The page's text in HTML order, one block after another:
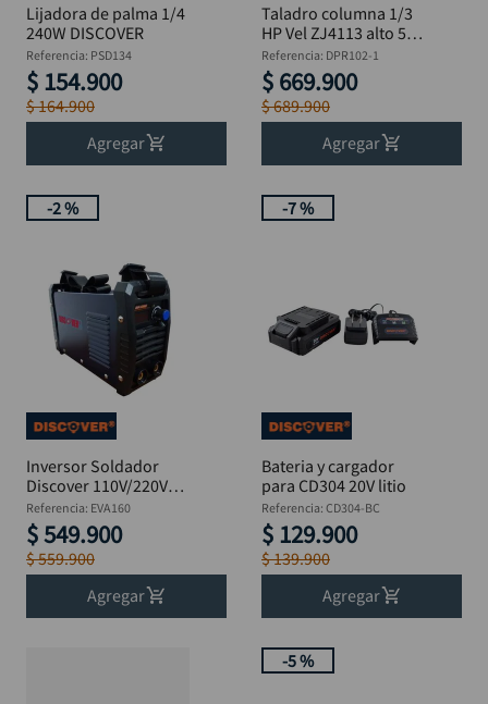
Lijadora de palma 1/4
240W DISCOVER
Referencia: PSD134
$ 154.900
$164.900
Agregar
Taladro columna 1/3
HP Vel ZJ4113 alto 580
mm 1/2" DISCOVER
Referencia: DPR102-1
$ 669.900
$689.900
Agregar
-2 %
Inversor Soldador
Discover 110V/220V
160A MMA - EVA160
Referencia: EVA160
$549.900
$559.900
Agregar
-7 %
Bateria y cargador
para CD304 20V litio
Referencia: CD304-BC
$ 129.900
$139.900
Agregar
-5 %